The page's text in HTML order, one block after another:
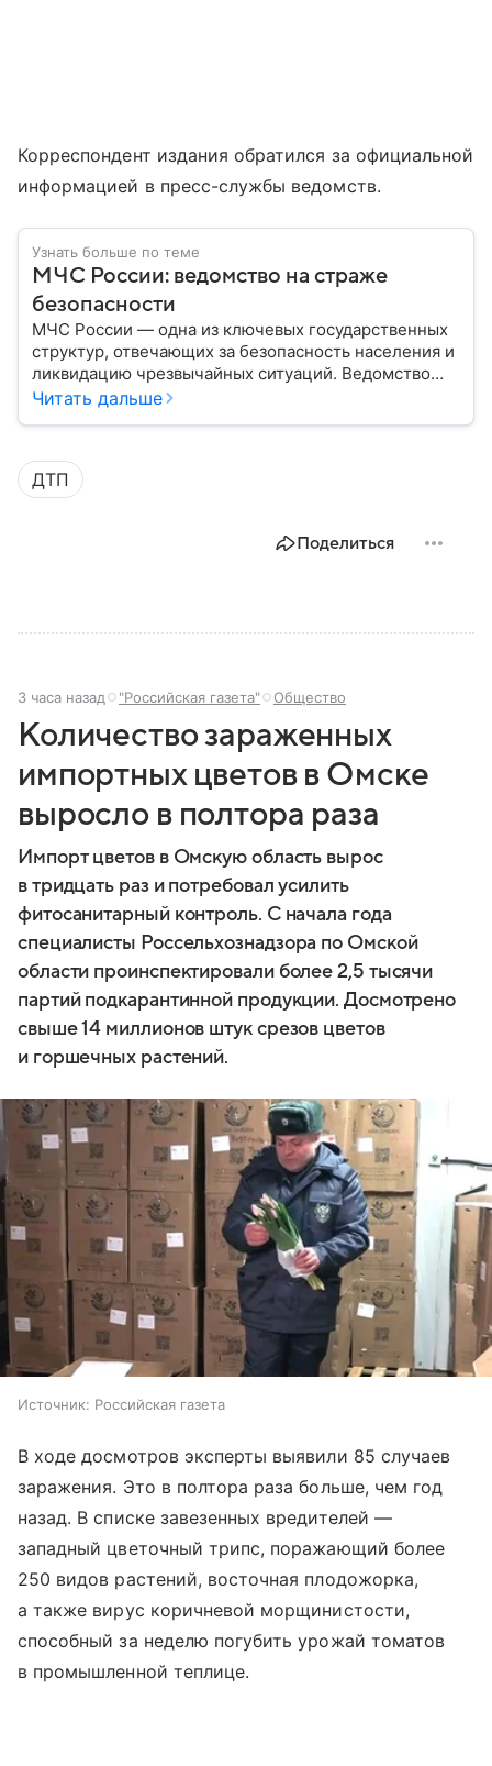
Корреспондент издания обратился за официальной
информацией в пресс-службы ведомств.
Узнать больше по теме
МЧС России: ведомство на страже
безопасности
МЧС России — одна из ключевых государственных
структур, отвечающих за безопасность населения и
ликвидацию чрезвычайных ситуаций. Ведомство
играет важную роль в защите граждан от
представляет собой МЧС, как оно устроено, какие
задачи выполняет и какую роль играет в
Читать дальше
ДТП
Поделиться
3 часа назад "Российская газета" Общество
Количество зараженных
импортных цветов в Омске
выросло в полтора раза
Импорт цветов в Омскую область вырос
в тридцать раз и потребовал усилить
фитосанитарный контроль. С начала года
специалисты Россельхознадзора по Омской
области проинспектировали более 2,5 тысячи
партий подкарантинной продукции. Досмотрено
свыше 14 миллионов штук срезов цветов
и горшечных растений.
Источник: Российская газета
В ходе досмотров эксперты выявили 85 случаев
заражения. Это в полтора раза больше, чем год
назад. В списке завезенных вредителей —
западный цветочный трипс, поражающий более
250 видов растений, восточная плодожорка,
а также вирус коричневой морщинистости,
способный за неделю погубить урожай томатов
в промышленной теплице.